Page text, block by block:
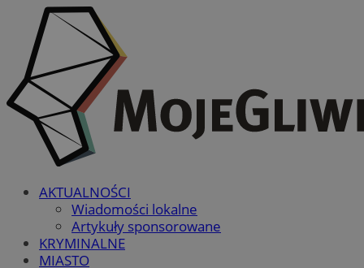
AKTUALNOŚCI
Wiadomości lokalne
Artykuły sponsorowane
KRYMINALNE
MIASTO